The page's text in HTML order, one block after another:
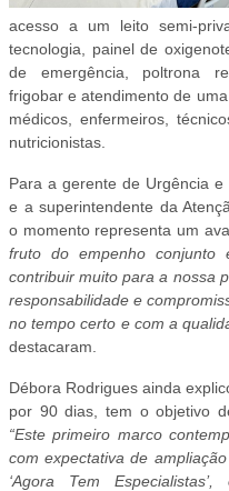
acesso a um leito semi-
tecnologia, painel de
de emergência, poltrona
frigobar e atendimento de
médicos, enfermeiros,
nutricionistas.
Para a gerente de Urgência e
e a superintendente da
o momento representa um
fruto do empenho conjunto
contribuir muito para a nossa
responsabilidade e
no tempo certo e com a
destacaram.
Débora Rodrigues ainda
por 90 dias, tem o objetivo
“Este primeiro marco
com expectativa de
‘Agora Tem